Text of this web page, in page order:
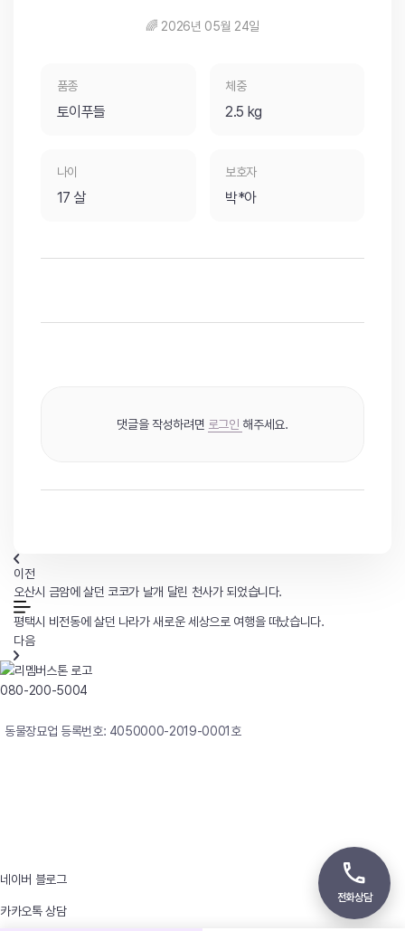
🌈 2026년 05월 24일
품종
토이푸들
체중
2.5 kg
나이
17 살
보호자
박*아
댓글을 작성하려면 로그인 해주세요.
이전
오산시 금암에 살던 코코가 날개 달린 천사가 되었습니다.
평택시 비전동에 살던 나라가 새로운 세상으로 여행을 떠났습니다.
다음
080-200-5004
동물장묘업 등록번호: 4050000-2019-0001호
네이버 블로그
카카오톡 상담
전화상담